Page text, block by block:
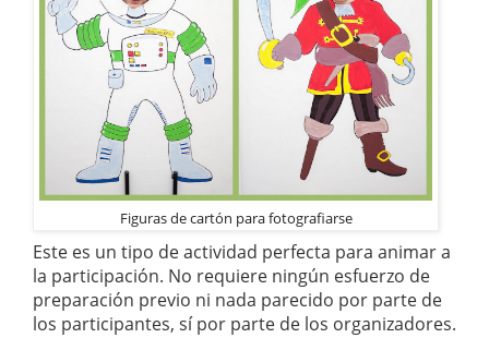
Figuras de cartón para fotografiarse
Este es un tipo de actividad perfecta para animar a
la participación. No requiere ningún esfuerzo de
preparación previo ni nada parecido por parte de
los participantes, sí por parte de los organizadores.